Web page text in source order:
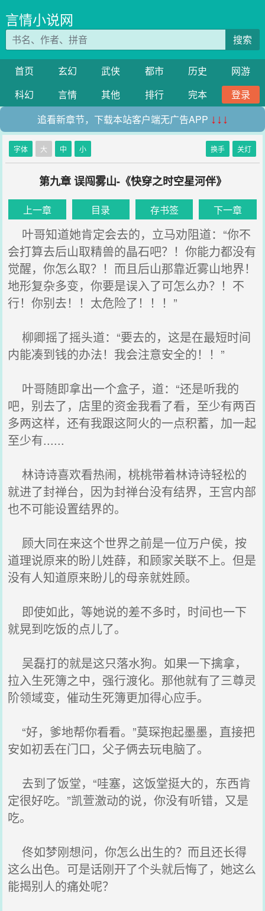
言情小说网
搜索
首页 玄幻 武侠 都市 历史
网游
科幻
言情 其他 排行 完本
登录
追看新章节，下载本站客户端无广告APP ↓↓↓
字体 大 中 小 换手 关灯
第九章 误闯雾山-《快穿之时空星河伴》
上一章 目录 存书签 下一章
叶哥知道她肯定会去的，立马劝阻道：“你不
会打算去后山取精兽的晶石吧？！你能力都没有
觉醒，你怎么取？！而且后山那靠近雾山地界！
地形复杂多变，你要是误入了可怎么办？！不
行！你别去！！太危险了！！！”
柳卿摇了摇头道：“要去的，这是在最短时间
内能凑到钱的办法！我会注意安全的！！”
叶哥随即拿出一个盒子，道：“还是听我的
吧，别去了，店里的资金我看了看，至少有两百
多两这样，还有我跟这阿火的一点积蓄，加一起
至少有......
林诗诗喜欢看热闹，桃桃带着林诗诗轻松的
就进了封禅台，因为封禅台没有结界，王宫内部
也不可能设置结界的。
顾大同在来这个世界之前是一位万户侯，按
道理说原来的盼儿姓薛，和顾家关联不上。但是
没有人知道原来盼儿的母亲就姓顾。
即使如此，等她说的差不多时，时间也一下
就晃到吃饭的点儿了。
吴磊打的就是这只落水狗。如果一下擒拿，
拉入生死簿之中，强行渡化。那他就有了三尊灵
阶领域变，催动生死簿更加得心应手。
“好，爹地帮你看看。”莫琛抱起墨墨，直接把
安如初丢在门口，父子俩去玩电脑了。
去到了饭堂，“哇塞，这饭堂挺大的，东西肯
定很好吃。”凯萱激动的说，你没有听错，又是
吃。
佟如梦刚想问，你怎么出生的？而且还长得
这么出色。可是话刚开了个头就后悔了，她这么
能揭别人的痛处呢？